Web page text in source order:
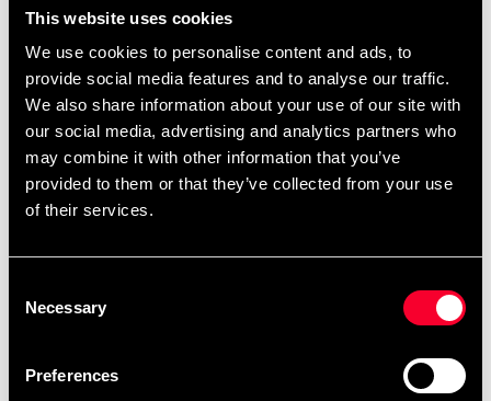
This website uses cookies
We use cookies to personalise content and ads, to
provide social media features and to analyse our traffic.
We also share information about your use of our site with
our social media, advertising and analytics partners who
may combine it with other information that you’ve
provided to them or that they’ve collected from your use
of their services.
Selection
Necessary
Preferences
Detaljerede oplysninger
Anbefalede produkter